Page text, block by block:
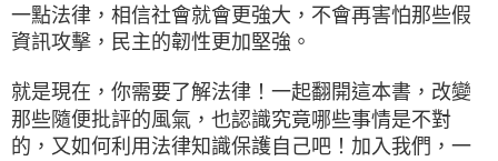
一點法律，相信社會就會更強大，不會再害怕那些假
資訊攻擊，民主的韌性更加堅強。
就是現在，你需要了解法律！一起翻開這本書，改變
那些隨便批評的風氣，也認識究竟哪些事情是不對
的，又如何利用法律知識保護自己吧！加入我們，一